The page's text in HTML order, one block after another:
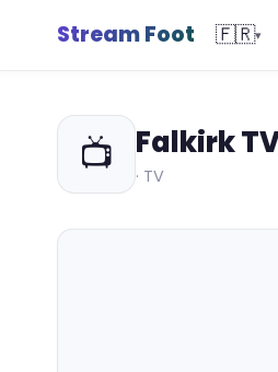
Stream Foot 🇫🇷▾
📺 Falkirk
· TV